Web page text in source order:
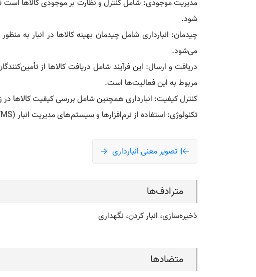
مدیریت موجودی: شامل کنترل و نظارت بر موجودی کالاها است
شود.
چیدمان: انبارداری شامل چیدمان بهینه کالاها در انبار
می‌شود.
دریافت و ارسال: این فرآیند شامل دریافت کالاها از
مربوط به این فعالیت‌ها است.
کنترل کیفیت: انبارداری همچنین شامل بررسی کیفیت کالاها در
تکنولوژی: استفاده از نرم‌افزارها و سیستم‌های مدیریت انبار (WMS) به بهبود کارایی و دقت در این زمینه کمک می‌کند.
تصویر معنی انبارداری
مترادف‌ها
ذخیره‌سازی، انبار کردن، نگهداری
متضادها